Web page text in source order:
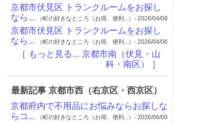
京都市伏見区 トランクルームをお探し
なら... （町の好きなところ（お得、便利...）- 2026/04/08
京都市伏見区 トランクルームをお探し
なら... （町の好きなところ（お得、便利...）- 2026/04/06
［ もっと見る... 京都市南（伏見・山
科・南区） ］
最新記事 京都市西（右京区・西京区）
京都府内で不用品にお悩みならお探しな
らコ... （町の好きなところ（お得、便利...）- 2026/06/09